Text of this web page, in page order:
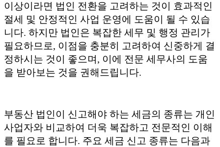
이상이라면 법인 전환을 고려하는 것이 효과적인
절세 및 안정적인 사업 운영에 도움이 될 수 있습
니다. 하지만 법인은 복잡한 세무 및 행정 관리가
필요하므로, 이점을 충분히 고려하여 신중하게 결
정하시는 것이 좋으며, 이에 전문 세무사의 도움
을 받아보는 것을 권해드립니다.
부동산 법인이 신고해야 하는 세금의 종류는 개인
사업자와 비교하여 더욱 복잡하고 전문적인 이해
를 필요로 합니다. 주요 세금 신고 종류는 다음과